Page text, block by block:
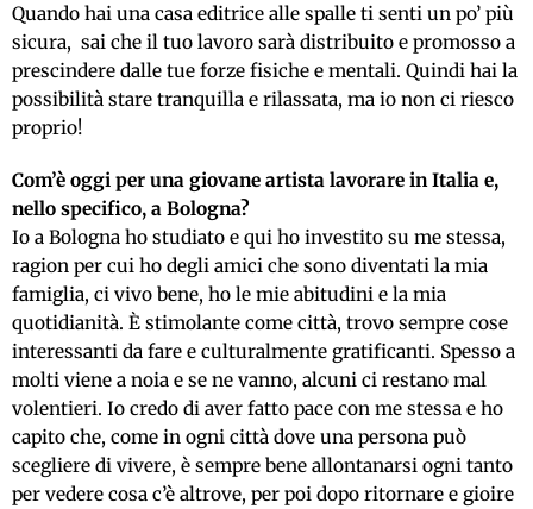
Quando hai una casa editrice alle spalle ti senti un po’ più
sicura, sai che il tuo lavoro sarà distribuito e promosso a
prescindere dalle tue forze fisiche e mentali. Quindi hai la
possibilità stare tranquilla e rilassata, ma io non ci riesco
proprio!
Com’è oggi per una giovane artista lavorare in Italia e,
nello specifico, a Bologna?
Io a Bologna ho studiato e qui ho investito su me stessa,
ragion per cui ho degli amici che sono diventati la mia
famiglia, ci vivo bene, ho le mie abitudini e la mia
quotidianità. È stimolante come città, trovo sempre cose
interessanti da fare e culturalmente gratificanti. Spesso a
molti viene a noia e se ne vanno, alcuni ci restano mal
volentieri. Io credo di aver fatto pace con me stessa e ho
capito che, come in ogni città dove una persona può
scegliere di vivere, è sempre bene allontanarsi ogni tanto
per vedere cosa c’è altrove, per poi dopo ritornare e gioire